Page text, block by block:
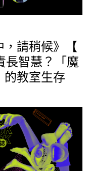
，請稍候》【
長智慧？「魔
教室生存